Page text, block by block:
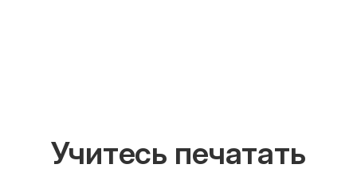
Учитесь печатать